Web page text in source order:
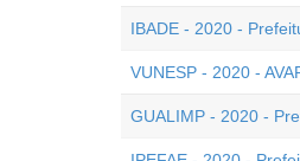
IBADE - 2020 -
VUNESP - 2020 -
GUALIMP - 2020 -